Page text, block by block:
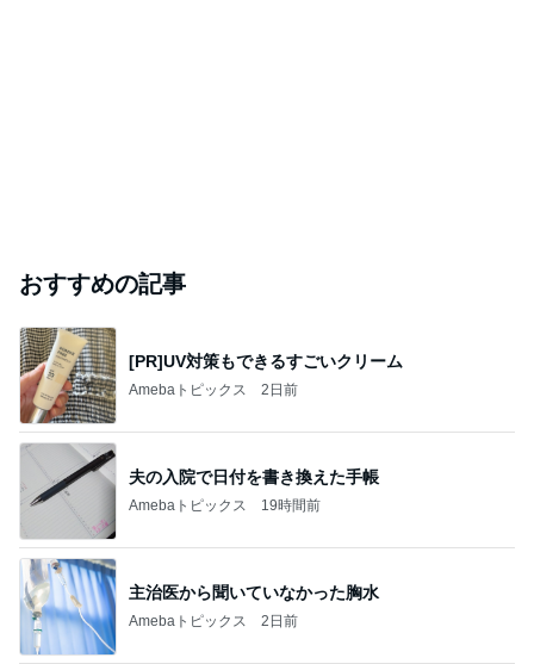
おすすめの記事
[PR]UV対策もできるすごいクリーム
Amebaトピックス 2日前
夫の入院で日付を書き換えた手帳
Amebaトピックス 19時間前
主治医から聞いていなかった胸水
Amebaトピックス 2日前